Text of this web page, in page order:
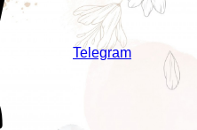
Telegram